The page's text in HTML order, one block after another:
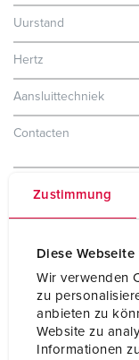
Zustimmung
Diese
Wir verwenden
zu
anbieten zu
Website zu
Informationen
Uurstand
Hertz
Aansluittechniek
Contacten
Gewicht
Certificeringen